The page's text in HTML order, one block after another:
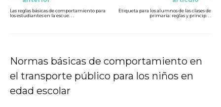
Las reglas básicas de comportamiento para
los estudiantes en la escue. . .
Etiqueta para los alumnos de las clases de
primaria: reglas y princip. . .
Normas básicas de comportamiento en
el transporte público para los niños en
edad escolar